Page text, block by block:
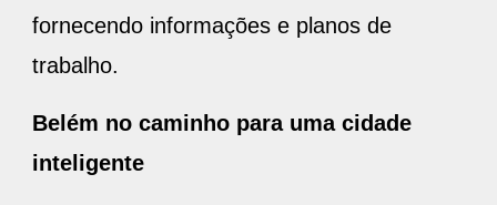
fornecendo informações e planos de
trabalho.
Belém no caminho para uma cidade
inteligente